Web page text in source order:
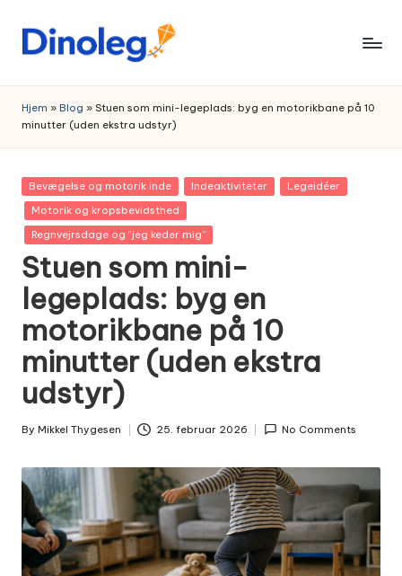
content
Hjem » Blog » Stuen som mini-legeplads: byg en motorikbane på 10
minutter (uden ekstra udstyr)
Posted
in
Bevægelse og motorik inde Indeaktiviteter
Legeidéer
Motorik og kropsbevidsthed
Regnvejrsdage og “jeg keder mig”
Stuen som mini-
legeplads: byg en
motorikbane på 10
minutter (uden ekstra
udstyr)
Posted
By Mikkel Thygesen 25. februar 2026 No Comments